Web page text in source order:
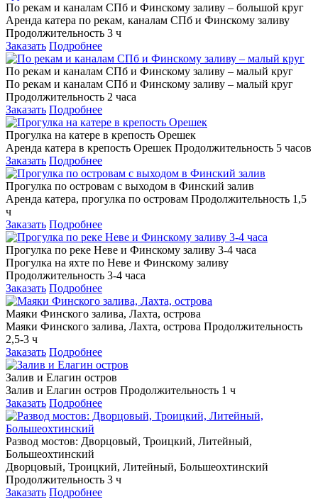
По рекам и каналам СПб и Финскому заливу – большой круг
Аренда катера по рекам, каналам СПб и Финскому заливу
Продолжительность 3 ч
Заказать Подробнее
По рекам и каналам СПб и Финскому заливу – малый круг
По рекам и каналам СПб и Финскому заливу – малый круг
Продолжительность 2 часа
Заказать Подробнее
Прогулка на катере в крепость Орешек
Аренда катера в крепость Орешек Продолжительность 5 часов
Заказать Подробнее
Прогулка по островам с выходом в Финский залив
Аренда катера, прогулка по островам Продолжительность 1,5
ч
Заказать Подробнее
Прогулка по реке Неве и Финскому заливу 3-4 часа
Прогулка на яхте по Неве и Финскому заливу
Продолжительность 3-4 часа
Заказать Подробнее
Маяки Финского залива, Лахта, острова
Маяки Финского залива, Лахта, острова Продолжительность
2,5-3 ч
Заказать Подробнее
Залив и Елагин остров
Залив и Елагин остров Продолжительность 1 ч
Заказать Подробнее
Развод мостов: Дворцовый, Троицкий, Литейный,
Большеохтинский
Дворцовый, Троицкий, Литейный, Большеохтинский
Продолжительность 3 ч
Заказать Подробнее